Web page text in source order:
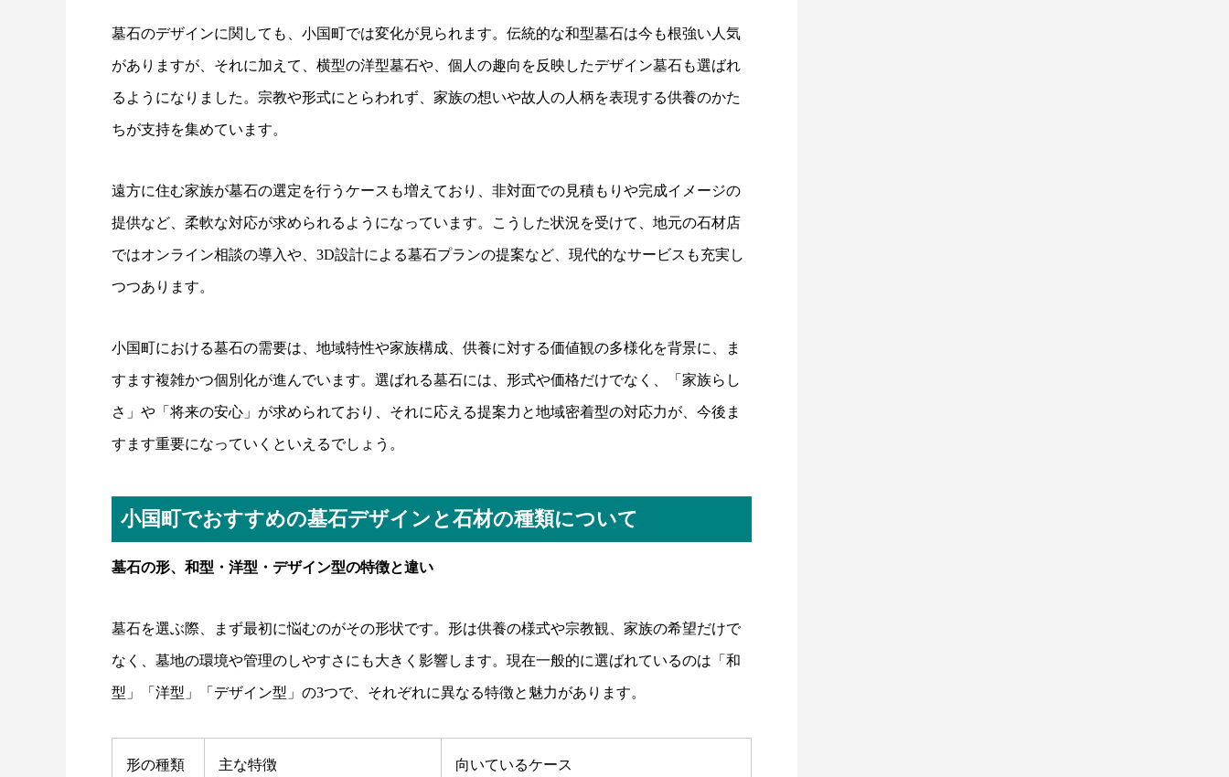
墓石のデザインに関しても、小国町では変化が見られます。伝統的な和型墓石は今も根強い人気
がありますが、それに加えて、横型の洋型墓石や、個人の趣向を反映したデザイン墓石も選ばれ
るようになりました。宗教や形式にとらわれず、家族の想いや故人の人柄を表現する供養のかた
ちが支持を集めています。
遠方に住む家族が墓石の選定を行うケースも増えており、非対面での見積もりや完成イメージの
提供など、柔軟な対応が求められるようになっています。こうした状況を受けて、地元の石材店
ではオンライン相談の導入や、3D設計による墓石プランの提案など、現代的なサービスも充実し
つつあります。
小国町における墓石の需要は、地域特性や家族構成、供養に対する価値観の多様化を背景に、ま
すます複雑かつ個別化が進んでいます。選ばれる墓石には、形式や価格だけでなく、「家族らし
さ」や「将来の安心」が求められており、それに応える提案力と地域密着型の対応力が、今後ま
すます重要になっていくといえるでしょう。
小国町でおすすめの墓石デザインと石材の種類について
墓石の形、和型・洋型・デザイン型の特徴と違い
墓石を選ぶ際、まず最初に悩むのがその形状です。形は供養の様式や宗教観、家族の希望だけで
なく、墓地の環境や管理のしやすさにも大きく影響します。現在一般的に選ばれているのは「和
型」「洋型」「デザイン型」の3つで、それぞれに異なる特徴と魅力があります。
形の種類 主な特徴 向いているケース